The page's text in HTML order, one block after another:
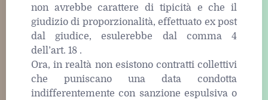
non avrebbe carattere di tipicità e che il
giudizio di proporzionalità, effettuato ex post
dal giudice, esulerebbe dal comma 4
dell’art. 18 .
Ora, in realtà non esistono contratti collettivi
che puniscano una data condotta
indifferentemente con sanzione espulsiva o